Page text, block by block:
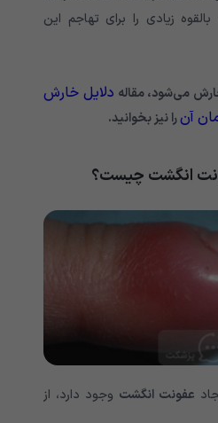
زیادی را برای تهاجم این
می‌شود، مقاله دلایل خارش
آنرا نیز بخوانید.
انگشت چیست؟
عفونت انگشت وجود دارد، از